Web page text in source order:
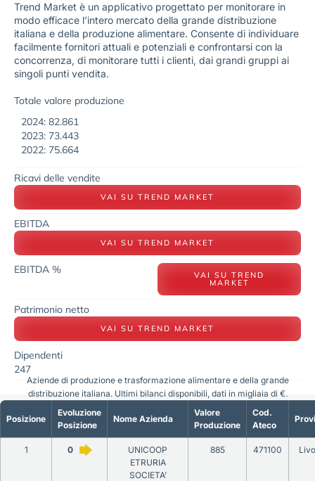
Trend Market è un applicativo progettato per monitorare in
modo efficace l’intero mercato della grande distribuzione
italiana e della produzione alimentare. Consente di individuare
facilmente fornitori attuali e potenziali e confrontarsi con la
concorrenza, di monitorare tutti i clienti, dai grandi gruppi ai
singoli punti vendita.
Totale valore produzione
2024: 82.861
2023: 73.443
2022: 75.664
Ricavi delle vendite
VAI SU TREND MARKET
EBITDA
VAI SU TREND MARKET
EBITDA % VAI SU TREND
MARKET
Patrimonio netto
VAI SU TREND MARKET
Dipendenti
247
Posizione
Evoluzione
Posizione
Nome Azienda
Valore
Produzione
Cod.
Ateco
1 0
UNICOOP
ETRURIA
SOCIETA’
885 471100
Aziende di produzione e trasformazione alimentare e della grande
distribuzione italiana. Ultimi bilanci disponibili, dati in migliaia di €.